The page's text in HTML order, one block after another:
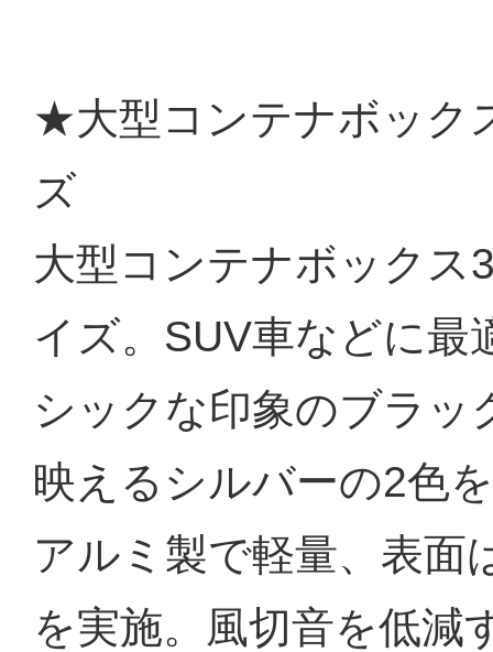
★大型コンテナボック
ズ
大型コンテナボックス
イズ。SUV車などに最
シックな印象のブラ
映えるシルバーの2色
アルミ製で軽量、表面
を実施。風切音を低減